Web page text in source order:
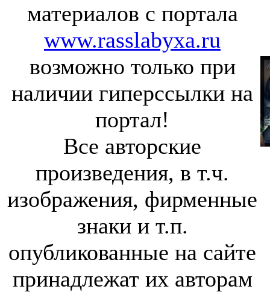
материалов с портала
www.rasslabyxa.ru
возможно только при
наличии гиперссылки на
портал!
Все авторские
произведения, в т.ч.
изображения, фирменные
знаки и т.п.
опубликованные на сайте
принадлежат их авторам